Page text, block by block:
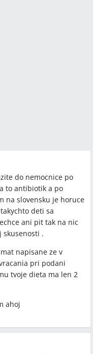
do nemocnice po
to antibiotik a po
na slovensku je horuce
deti sa
ani pit tak na nic
skusenosti .
napisane ze v
pri podani
tvoje dieta ma len 2
ahoj